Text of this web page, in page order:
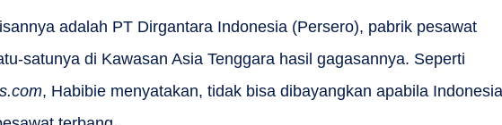
adalah PT Dirgantara Indonesia (Persero), pabrik pesawat
satunya di Kawasan Asia Tenggara hasil gagasannya. Seperti
, Habibie menyatakan, tidak bisa dibayangkan apabila Indonesia